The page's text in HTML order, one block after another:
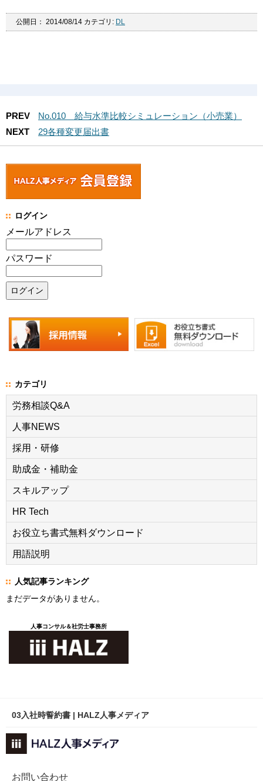
公開日： 2014/08/14 カテゴリ: DL
PREV
No.010 給与水準比較シミュレーション（小売業）
NEXT
29各種変更届出書
ログイン
メールアドレス
パスワード
カテゴリ
労務相談Q&A
人事NEWS
採用・研修
助成金・補助金
スキルアップ
HR Tech
お役立ち書式無料ダウンロード
用語説明
人気記事ランキング
まだデータがありません。
人事コンサル＆社労士事務所
03入社時誓約書 | HALZ人事メディア
お問い合わせ